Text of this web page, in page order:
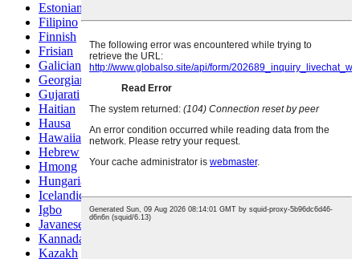
Estonian
Filipino
Finnish
Frisian
Galician
Georgian
Gujarati
Haitian
Hausa
Hawaiian
Hebrew
Hmong
Hungarian
Icelandic
Igbo
Javanese
Kannada
Kazakh